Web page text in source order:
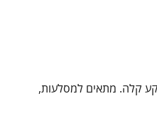
קלה. מתאים למסלעות,